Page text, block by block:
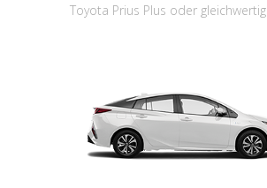
Toyota Prius Plus oder gleichwertig